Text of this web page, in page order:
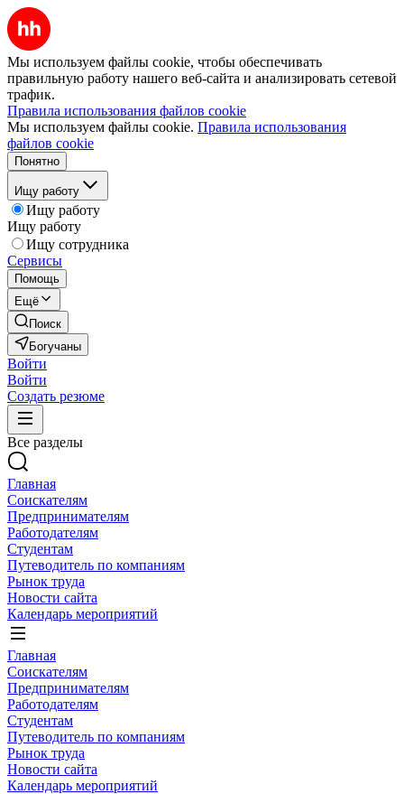
Мы используем файлы cookie, чтобы обеспечивать
правильную работу нашего веб-сайта и анализировать сетевой
трафик.
Правила использования файлов cookie
Мы используем файлы cookie. Правила использования
файлов cookie
Понятно
Ищу работу
Ищу работу
Ищу работу
Ищу сотрудника
Сервисы
Помощь
Ещё
Поиск
Богучаны
Войти
Войти
Создать резюме
Все разделы
Главная
Соискателям
Предпринимателям
Работодателям
Студентам
Путеводитель по компаниям
Рынок труда
Новости сайта
Календарь мероприятий
Главная
Соискателям
Предпринимателям
Работодателям
Студентам
Путеводитель по компаниям
Рынок труда
Новости сайта
Календарь мероприятий